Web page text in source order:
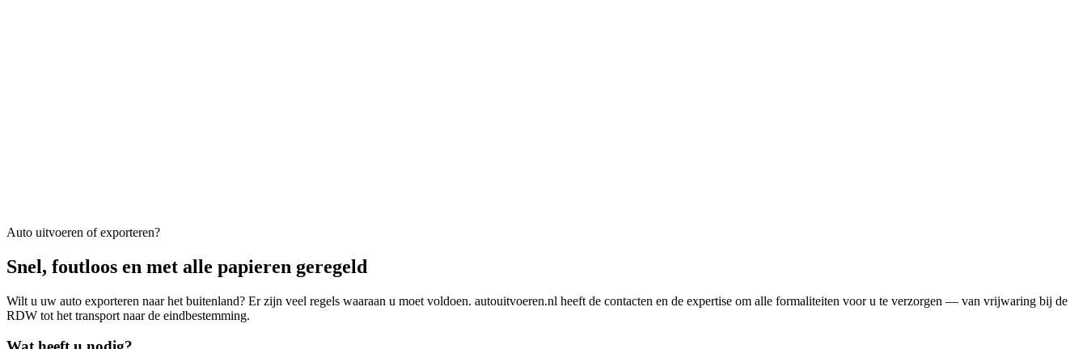
Auto uitvoeren of exporteren?
Snel, foutloos en met alle papieren geregeld
Wilt u uw auto exporteren naar het buitenland? Er zijn veel regels waaraan u moet voldoen. autouitvoeren.nl heeft de contacten en de expertise om alle formaliteiten voor u te verzorgen — van vrijwaring bij de
RDW tot het transport naar de eindbestemming.